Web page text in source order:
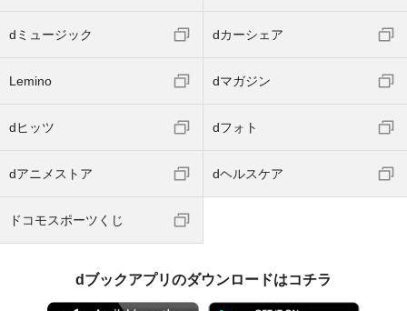
dミュージック dカーシェア
Lemino dマガジン
dヒッツ dフォト
dアニメストア dヘルスケア
ドコモスポーツくじ
dブックアプリのダウンロードはコチラ